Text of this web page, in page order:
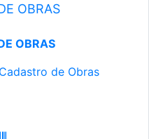
OBRAS
OBRAS
de Obras